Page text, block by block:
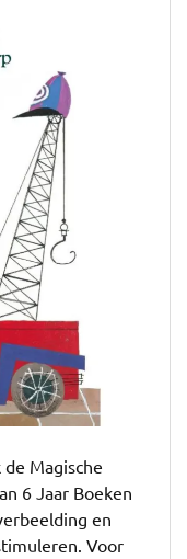
Magische
6 Jaar Boeken
en
Voor